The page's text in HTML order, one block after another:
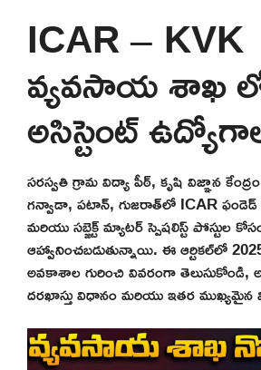
ICAR – KVK
వ్యవసాయ శాఖ
అసిస్టెంట్
సరస్వతి గ్రామ విద్యా పీఠ్, కృషి విజ్ఞాన
గన్వాడా, పటాన్, గుజరాత్‌లో ICAR ఫండెడ్
మరియు సబ్జెక్ట్ మ్యాటర్ స్పెషలిస్ట్ పోస్టుల
ఆహ్వానించబడుతున్నాయి. ఈ ఆర్టికల్‌లో
అవకాశాల గురించి వివరంగా
దరఖాస్తు విధానం మరియు ఇతర